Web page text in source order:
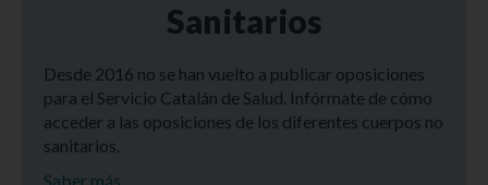
Sanitarios
Desde 2016 no se han vuelto a publicar oposiciones
para el Servicio Catalán de Salud. Infórmate de cómo
acceder a las oposiciones de los diferentes cuerpos no
sanitarios.
Saber más